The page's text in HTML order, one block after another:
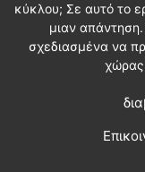
κύκλου; Σε αυτό το
μιαν
σχεδιασμένα να
χώρας